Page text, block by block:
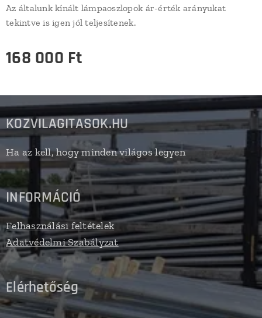
Az általunk kínált lámpaoszlopok ár-érték arányukat
tekintve is igen jól teljesítenek.
168 000 Ft
KOZVILAGITASOK.HU
Ha az kell, hogy minden világos legyen
INFORMÁCIÓ
Felhasználási feltételek
Adatvédelmi Szabályzat
Elérhetőség